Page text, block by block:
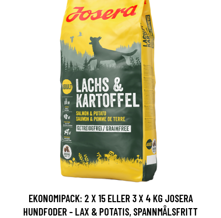
EKONOMIPACK: 2 X 15 ELLER 3 X 4 KG JOSERA
HUNDFODER - LAX & POTATIS, SPANNMÅLSFRITT